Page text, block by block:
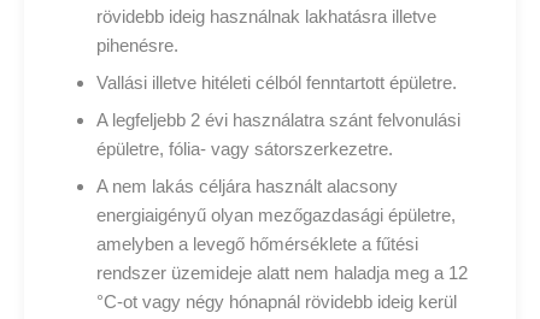
rövidebb ideig használnak lakhatásra illetve
pihenésre.
Vallási illetve hitéleti célból fenntartott épületre.
A legfeljebb 2 évi használatra szánt felvonulási
épületre, fólia- vagy sátorszerkezetre.
A nem lakás céljára használt alacsony
energiaigényű olyan mezőgazdasági épületre,
amelyben a levegő hőmérséklete a fűtési
rendszer üzemideje alatt nem haladja meg a 12
°C-ot vagy négy hónapnál rövidebb ideig kerül